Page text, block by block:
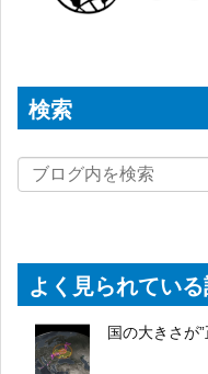
検索
よく見られてい
国の大きさが